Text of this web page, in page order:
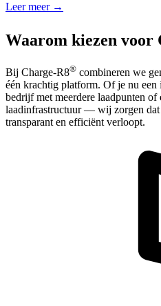
Leer meer →
Waarom kiezen voor
Bij Charge-R8® combineren we
één krachtig platform. Of je nu
bedrijf met meerdere laadpunten of
laadinfrastructuur — wij zorgen
transparant en efficiënt verloopt.